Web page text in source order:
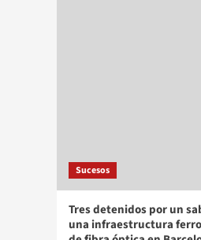
Sucesos
Tres detenidos por un
una infraestructura